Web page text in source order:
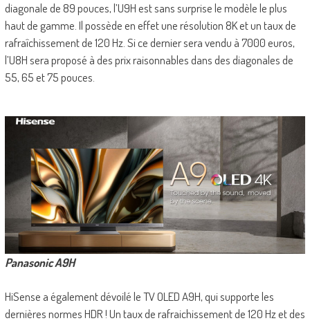
diagonale de 89 pouces, l’U9H est sans surprise le modèle le plus
haut de gamme. Il possède en effet une résolution 8K et un taux de
rafraîchissement de 120 Hz. Si ce dernier sera vendu à 7000 euros,
l’U8H sera proposé à des prix raisonnables dans des diagonales de
55, 65 et 75 pouces.
Panasonic A9H
HiSense a également dévoilé le TV OLED A9H, qui supporte les
dernières normes HDR ! Un taux de rafraichissement de 120 Hz et des